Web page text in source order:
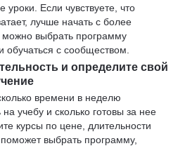
уроки. Если чувствуете, что
лучше начать с более
можно выбрать программу
обучаться с сообществом.
и определите свой
времени в неделю
на учебу и сколько готовы за нее
курсы по цене, длительности
выбрать программу,